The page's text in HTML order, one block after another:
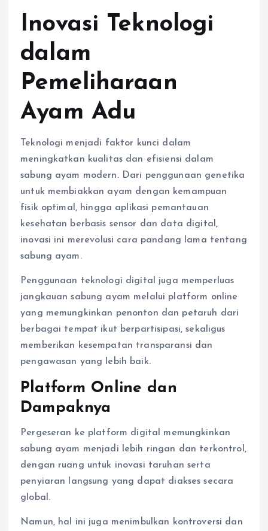
Inovasi Teknologi
dalam
Pemeliharaan
Ayam Adu
Teknologi menjadi faktor kunci dalam
meningkatkan kualitas dan efisiensi dalam
sabung ayam modern. Dari penggunaan genetika
untuk membiakkan ayam dengan kemampuan
fisik optimal, hingga aplikasi pemantauan
kesehatan berbasis sensor dan data digital,
inovasi ini merevolusi cara pandang lama tentang
sabung ayam.
Penggunaan teknologi digital juga memperluas
jangkauan sabung ayam melalui platform online
yang memungkinkan penonton dan petaruh dari
berbagai tempat ikut berpartisipasi, sekaligus
memberikan kesempatan transparansi dan
pengawasan yang lebih baik.
Platform Online dan
Dampaknya
Pergeseran ke platform digital memungkinkan
sabung ayam menjadi lebih ringan dan terkontrol,
dengan ruang untuk inovasi taruhan serta
penyiaran langsung yang dapat diakses secara
global.
Namun, hal ini juga menimbulkan kontroversi dan